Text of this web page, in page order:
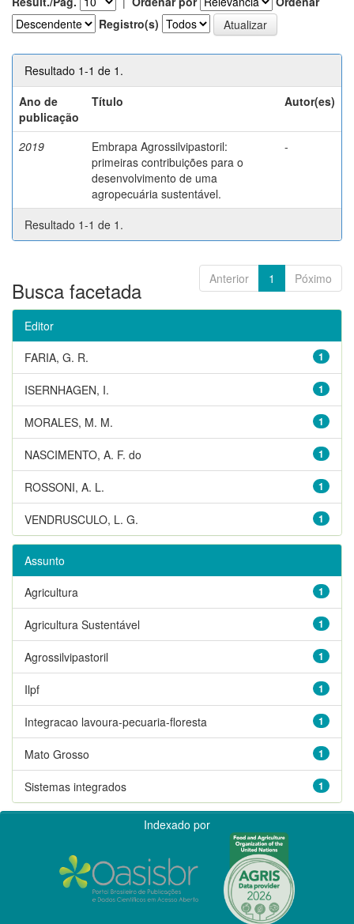
Registro(s)
Resultado 1-1 de 1.
Ano de
publicação
Título Autor(es)
2019
Embrapa Agrossilvipastoril:
primeiras contribuições para o
desenvolvimento de uma
agropecuária sustentável.
-
Resultado 1-1 de 1.
Anterior 1 Póximo
Busca facetada
Editor
1
FARIA, G. R.
1
ISERNHAGEN, I.
1
MORALES, M. M.
1
NASCIMENTO, A. F. do
1
ROSSONI, A. L.
1
VENDRUSCULO, L. G.
Assunto
1
Agricultura
1
Agricultura Sustentável
1
Agrossilvipastoril
1
Ilpf
1
Integracao lavoura-pecuaria-floresta
1
Mato Grosso
1
Sistemas integrados
Indexado por